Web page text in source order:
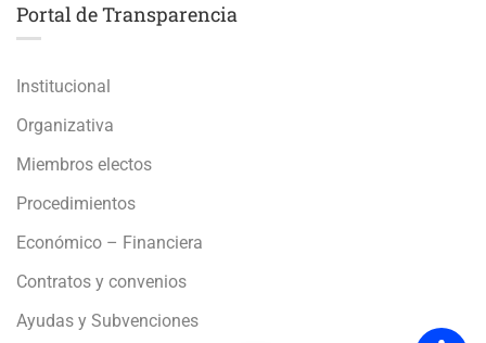
Portal de Transparencia
Institucional
Organizativa
Miembros electos
Procedimientos
Económico – Financiera
Contratos y convenios
Ayudas y Subvenciones